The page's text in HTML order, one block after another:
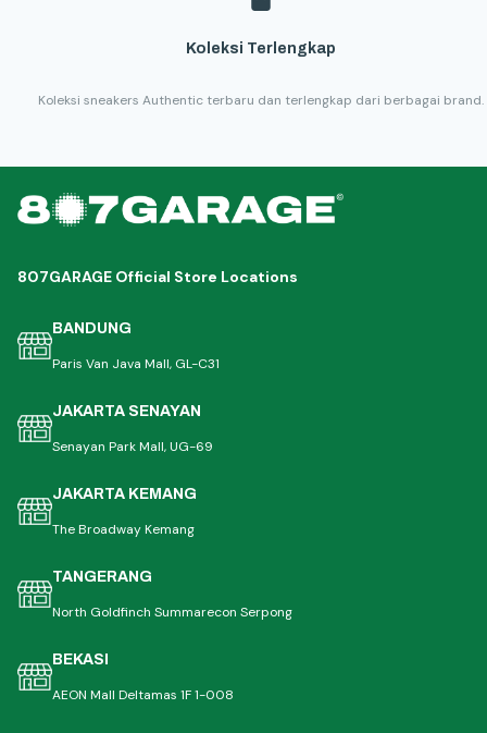
Koleksi Terlengkap
Koleksi sneakers Authentic terbaru dan terlengkap dari berbagai brand.
807GARAGE Official Store Locations
BANDUNG
Paris Van Java Mall, GL-C31
JAKARTA SENAYAN
Senayan Park Mall, UG-69
JAKARTA KEMANG
The Broadway Kemang
TANGERANG
North Goldfinch Summarecon Serpong
BEKASI
AEON Mall Deltamas 1F 1-008